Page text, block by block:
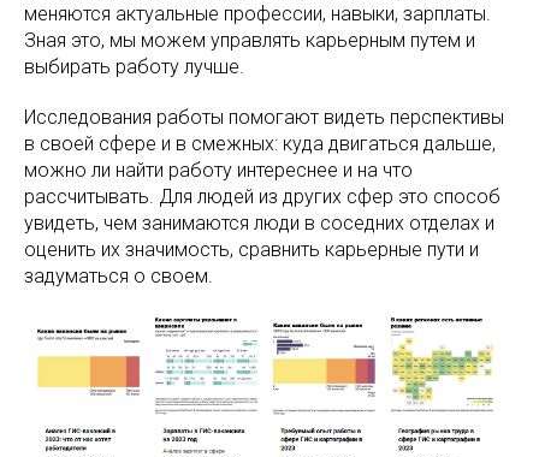
меняются актуальные профессии, навыки, зарплаты.
Зная это, мы можем управлять карьерным путем и
выбирать работу лучше.
Исследования работы помогают видеть перспективы
в своей сфере и в смежных: куда двигаться дальше,
можно ли найти работу интереснее и на что
рассчитывать. Для людей из других сфер это способ
увидеть, чем занимаются люди в соседних отделах и
оценить их значимость, сравнить карьерные пути и
задуматься о своем.